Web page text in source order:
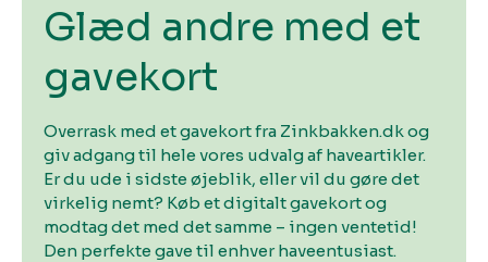
Glæd andre med et
gavekort
Overrask med et gavekort fra Zinkbakken.dk og
giv adgang til hele vores udvalg af haveartikler.
Er du ude i sidste øjeblik, eller vil du gøre det
virkelig nemt? Køb et digitalt gavekort og
modtag det med det samme – ingen ventetid!
Den perfekte gave til enhver haveentusiast.